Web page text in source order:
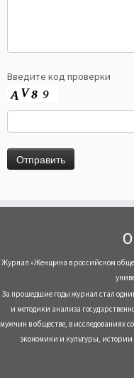
Введите код проверки
Журнал «Женщина в российском
За прошедшие годы журнал стал
и методики анализа
мужчин в обществе, в исследованиях
экономики и культуры,